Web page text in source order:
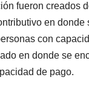
fueron creados
en donde
con
en donde se
de pago.